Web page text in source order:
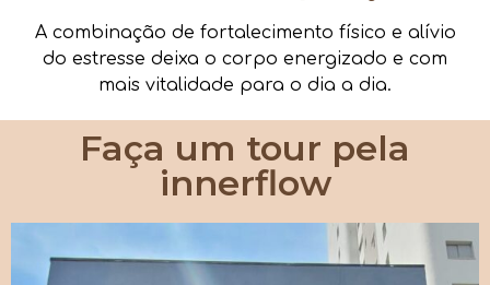
A combinação de fortalecimento físico e alívio
do estresse deixa o corpo energizado e com
mais vitalidade para o dia a dia.
Faça um tour pela
innerflow